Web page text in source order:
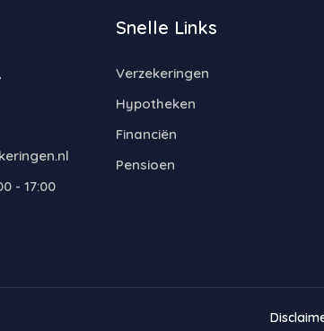
- 17:00
Snelle Links
Verzekeringen
Hypotheken
Financiën
Pensioen